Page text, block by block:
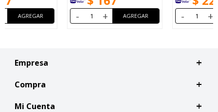
- -
Empresa
Compra
Mi Cuenta